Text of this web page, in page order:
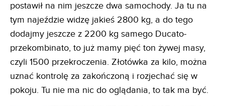
postawił na nim jeszcze dwa samochody. Ja tu na
tym najeździe widzę jakieś 2800 kg, a do tego
dodajmy jeszcze z 2200 kg samego Ducato-
przekombinato, to już mamy pięć ton żywej masy,
czyli 1500 przekroczenia. Złotówka za kilo, można
uznać kontrolę za zakończoną i rozjechać się w
pokoju. Tu nie ma nic do oglądania, to tak ma być.